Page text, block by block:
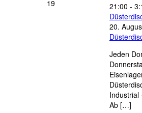
19
21:00 -
20.
Jeden
Industrial
Ab […]